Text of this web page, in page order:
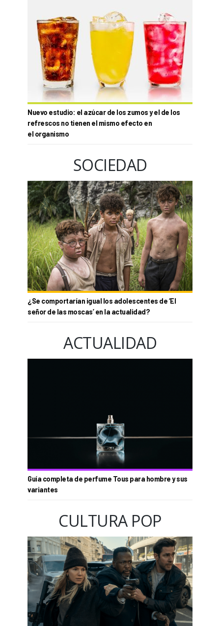
Nuevo estudio: el azúcar de los zumos y el de los
refrescos no tienen el mismo efecto en
el organismo
SOCIEDAD
¿Se comportarían igual los adolescentes de ‘El
señor de las moscas’ en la actualidad?
ACTUALIDAD
Guía completa de perfume Tous para hombre y sus
variantes
CULTURA POP